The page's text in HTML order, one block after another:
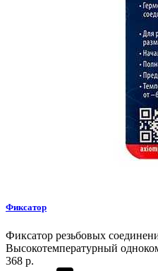
Фиксатор
Фиксатор резьбовых
Высокотемпературный
368 р.